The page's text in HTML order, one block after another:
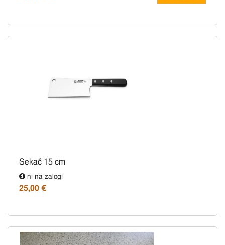
Sekač 15 cm
ni na zalogi
25,00 €